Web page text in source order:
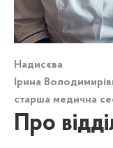
Надисєва
Ірина
старша медична
Про